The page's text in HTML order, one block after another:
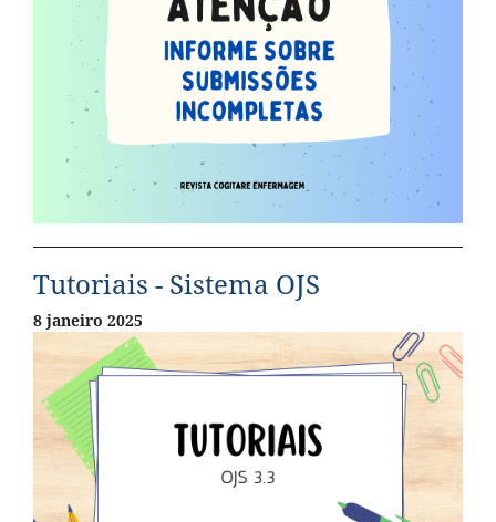
Tutoriais - Sistema OJS
8 janeiro 2025